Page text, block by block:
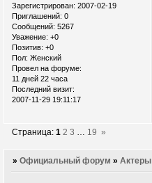
Зарегистрирован: 2007-02-19
Приглашений: 0
Сообщений: 5267
Уважение: +0
Позитив: +0
Пол: Женский
Провел на форуме:
11 дней 22 часа
Последний визит:
2007-11-29 19:11:17
Страница:1 2 3 19 »
»Официальный форум »Актеры